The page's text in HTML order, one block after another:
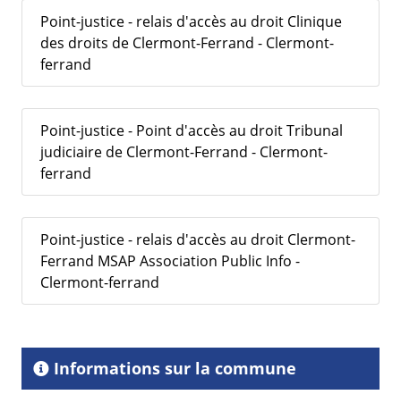
Point-justice - relais d'accès au droit Clinique
des droits de Clermont-Ferrand - Clermont-
ferrand
Point-justice - Point d'accès au droit Tribunal
judiciaire de Clermont-Ferrand - Clermont-
ferrand
Point-justice - relais d'accès au droit Clermont-
Ferrand MSAP Association Public Info -
Clermont-ferrand
Informations sur la commune